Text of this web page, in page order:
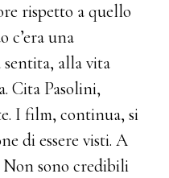
rispetto a quello
c’era una
alla vita
Cita Pasolini,
I film, continua, si
di essere visti. A
Non sono credibili